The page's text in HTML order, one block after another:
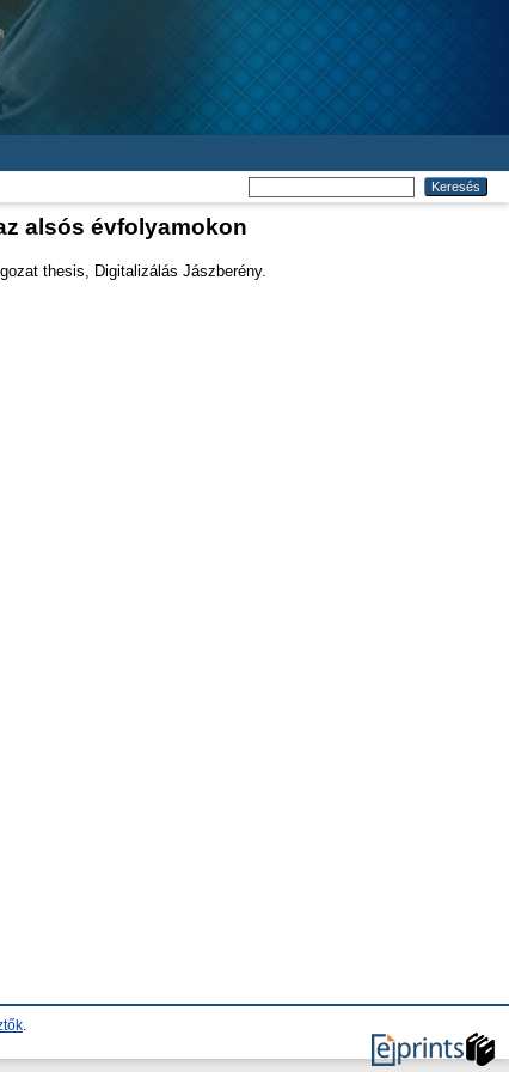
alsós évfolyamokon
thesis, Digitalizálás Jászberény.